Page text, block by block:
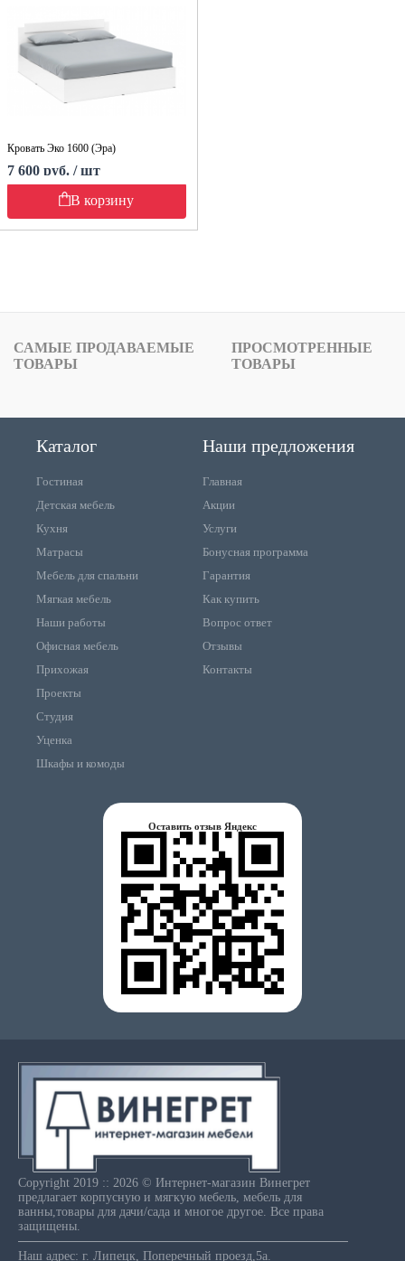
Кровать Эко 1600 (Эра)
7 600 руб. / шт
В корзину
САМЫЕ ПРОДАВАЕМЫЕ
ТОВАРЫ
ПРОСМОТРЕННЫЕ
ТОВАРЫ
Каталог
Гостиная
Детская мебель
Кухня
Матрасы
Мебель для спальни
Мягкая мебель
Наши работы
Офисная мебель
Прихожая
Проекты
Студия
Уценка
Шкафы и комоды
Наши предложения
Главная
Акции
Услуги
Бонусная программа
Гарантия
Как купить
Вопрос ответ
Отзывы
Контакты
Оставить отзыв Яндекс
Copyright 2019 :: 2026 © Интернет-магазин Винегрет
предлагает корпусную и мягкую мебель, мебель для
ванны,товары для дачи/сада и многое другое. Все права
защищены.
Наш адрес: г. Липецк, Поперечный проезд,5а.